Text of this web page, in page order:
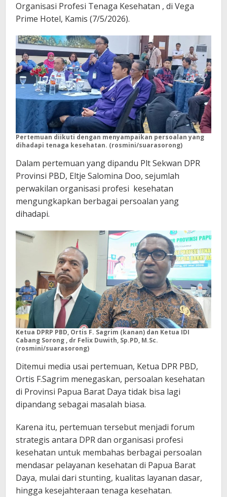
Organisasi Profesi Tenaga Kesehatan , di Vega
Prime Hotel, Kamis (7/5/2026).
Pertemuan diikuti dengan menyampaikan persoalan yang
dihadapi tenaga kesehatan. (rosmini/suarasorong)
Dalam pertemuan yang dipandu Plt Sekwan DPR
Provinsi PBD, Eltje Salomina Doo, sejumlah
perwakilan organisasi profesi kesehatan
mengungkapkan berbagai persoalan yang
dihadapi.
Ketua DPRP PBD, Ortis F. Sagrim (kanan) dan Ketua IDI
Cabang Sorong , dr Felix Duwith, Sp.PD, M.Sc.
(rosmini/suarasorong)
Ditemui media usai pertemuan, Ketua DPR PBD,
Ortis F.Sagrim menegaskan, persoalan kesehatan
di Provinsi Papua Barat Daya tidak bisa lagi
dipandang sebagai masalah biasa.
Karena itu, pertemuan tersebut menjadi forum
strategis antara DPR dan organisasi profesi
kesehatan untuk membahas berbagai persoalan
mendasar pelayanan kesehatan di Papua Barat
Daya, mulai dari stunting, kualitas layanan dasar,
hingga kesejahteraan tenaga kesehatan.